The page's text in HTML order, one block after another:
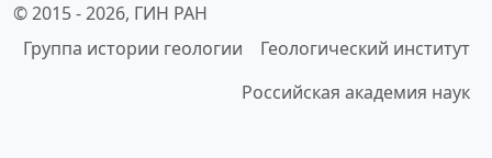
© 2015 -2026, ГИН РАН
Группа истории геологии
Геологический институт
Российская академия наук